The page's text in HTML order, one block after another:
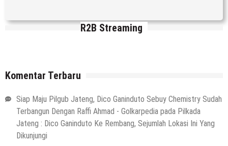
R2B Streaming
Komentar Terbaru
Siap Maju Pilgub Jateng, Dico Ganinduto Sebuy Chemistry Sudah
Terbangun Dengan Raffi Ahmad - Golkarpedia pada Pilkada
Jateng : Dico Ganinduto Ke Rembang, Sejumlah Lokasi Ini Yang
Dikunjungi